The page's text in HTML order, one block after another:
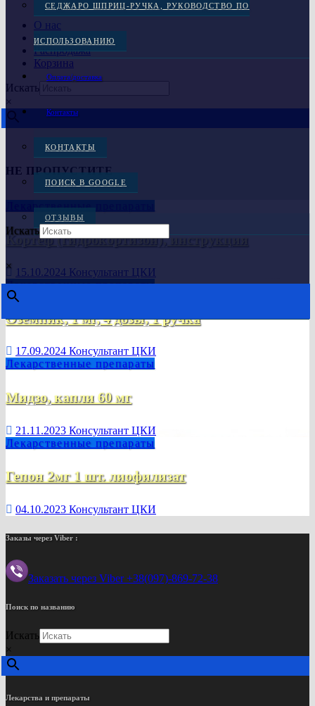
СЕДЖАРО ШПРИЦ-РУЧКА, РУКОВОДСТВО ПО
ИСПОЛЬЗОВАНИЮ
Оплата/доставка
Контакты
КОНТАКТЫ
ПОИСК В GOOGLE
ОТЗЫВЫ
Искать
×
О нас
Все товары
Распродажа
Корзина
Искать
×
НЕ ПРОПУСТИТЕ
Лекарственные препараты
Кортеф (гидрокортизон), инструкция
15.10.2024 Консультант ЦКИ
Лекарственные препараты
Оземпик, 1 мг, 4 дозы, 1 ручка
17.09.2024 Консультант ЦКИ
Лекарственные препараты
Мидзо, капли 60 мг
21.11.2023 Консультант ЦКИ
Лекарственные препараты
Гепон 2мг 1 шт. лиофилизат
04.10.2023 Консультант ЦКИ
Заказы через Viber :
Заказать через Viber +38(097)-869-72-38
Поиск по названию
Искать
×
Лекарства и препараты